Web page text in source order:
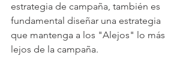
estrategia de campaña, también es
fundamental diseñar una estrategia
que mantenga a los "Alejos" lo más
lejos de la campaña.